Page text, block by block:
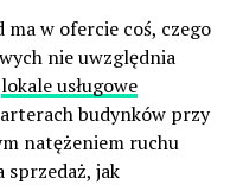
w ofercie coś, czego
nie uwzględnia
lokale usługowe
budynków przy
natężeniem ruchu
sprzedaż, jak